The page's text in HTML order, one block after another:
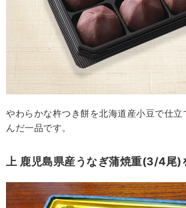
やわらかな杵つき餅を北海道産小豆で仕
んだ一品です。
上 鹿児島県産うなぎ蒲焼重(3/4尾)